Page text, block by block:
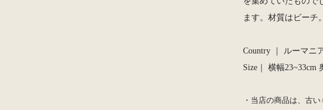
ます。材質はビーチ。
Country ｜ ルーマニ
Size｜ 横幅23~33cm
・当店の商品は、古